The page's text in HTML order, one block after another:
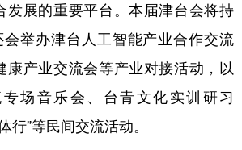
发展的重要平台。本届津台会将持
举办津台人工智能产业合作交流
康产业交流会等产业对接活动，以
场音乐会、台青文化实训研习
行”等民间交流活动。